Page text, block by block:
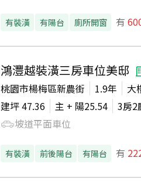
有裝潢 有陽台 廁所開窗 有
鴻灃越裝潢三房車位美邸
桃園市楊梅區新農街
1.9年
大
建坪47.36 主 + 陽25.54 3房2
坡道平面車位
有裝潢 前後陽台 有陽台 有